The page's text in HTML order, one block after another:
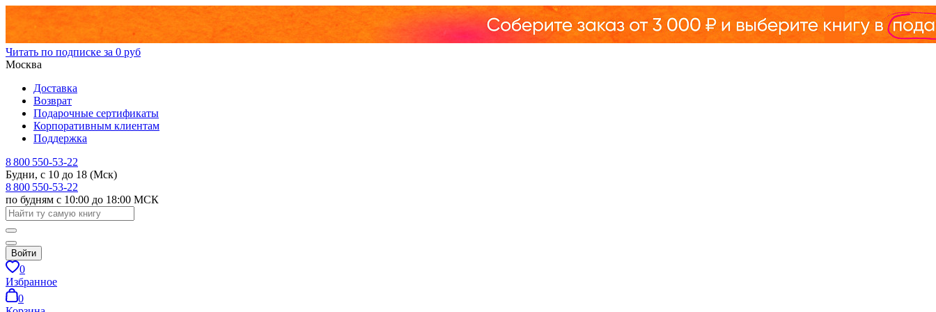
Читать по подписке за 0 руб
Москва
Доставка
Возврат
Подарочные сертификаты
Корпоративным клиентам
Поддержка
8 800 550-53-22
Будни, с 10 до 18 (Мск)
8 800 550-53-22
по будням с 10:00 до 18:00 МСК
Войти
0
Избранное
0